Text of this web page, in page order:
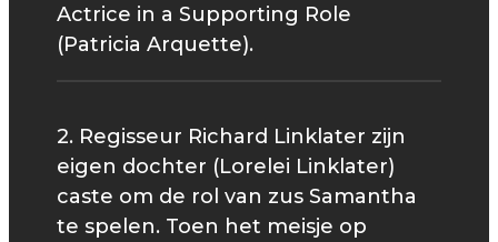
Actrice in a Supporting Role
(Patricia Arquette).
2. Regisseur Richard Linklater zijn
eigen dochter (Lorelei Linklater)
caste om de rol van zus Samantha
te spelen. Toen het meisje op